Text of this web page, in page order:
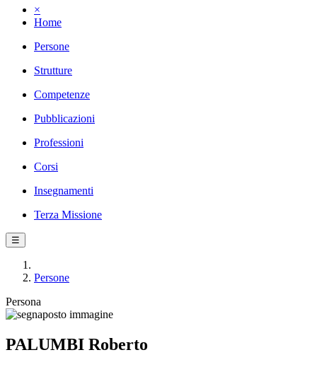
×
Home
Persone
Strutture
Competenze
Pubblicazioni
Professioni
Corsi
Insegnamenti
Terza Missione
☰
Persone
Persona
PALUMBI Roberto